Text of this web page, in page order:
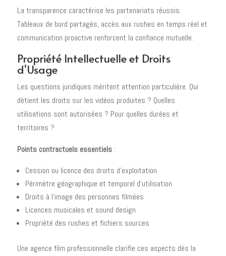
La transparence caractérise les partenariats réussis.
Tableaux de bord partagés, accès aux rushes en temps réel et
communication proactive renforcent la confiance mutuelle.
Propriété Intellectuelle et Droits
d'Usage
Les questions juridiques méritent attention particulière. Qui
détient les droits sur les vidéos produites ? Quelles
utilisations sont autorisées ? Pour quelles durées et
territoires ?
Points contractuels essentiels:
Cession ou licence des droits d'exploitation
Périmètre géographique et temporel d'utilisation
Droits à l'image des personnes filmées
Licences musicales et sound design
Propriété des rushes et fichiers sources
Une agence film professionnelle clarifie ces aspects dès la